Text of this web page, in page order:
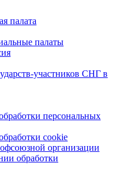
палата
палаты
участников СНГ в
персональных
cookie
организации
обработки